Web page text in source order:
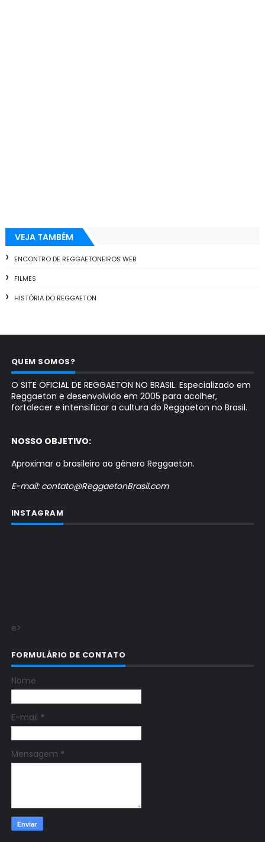
VEJA TAMBÉM
ENCONTRO DE REGGAETONEIROS WEB
FILMES
HISTÓRIA DO REGGAETON
QUEM SOMOS?
O SITE OFICIAL DE REGGAETON NO BRASIL. Especializado em
Reggaeton e desenvolvido em 2005 para acolher,
fortalecer e intensificar a cultura do Reggaeton no Brasil.
NOSSO OBJETIVO:
Aproximar o brasileiro ao gênero Reggaeton.
E-mail: contato@ReggaetonBrasil.com
INSTAGRAM
e>
FORMULÁRIO DE CONTATO
Nome
E-mail *
Mensagem *